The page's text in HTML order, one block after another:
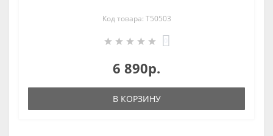
Код товара: T50503
6 890р.
В КОРЗИНУ